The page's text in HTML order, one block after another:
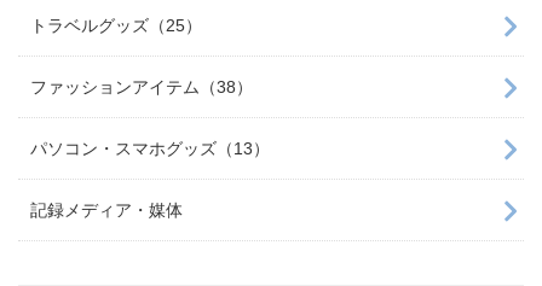
トラベルグッズ（25）
ファッションアイテム（38）
パソコン・スマホグッズ（13）
記録メディア・媒体